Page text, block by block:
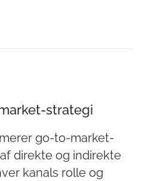
strategi
go-to-market-
direkte og indirekte
kanals rolle og